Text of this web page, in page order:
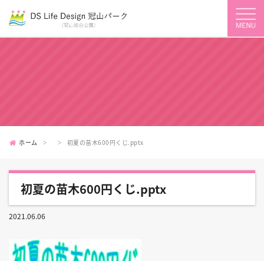
ホーム 初夏の苗木600円くじ.pptx
初夏の苗木600円くじ.pptx
2021.06.06